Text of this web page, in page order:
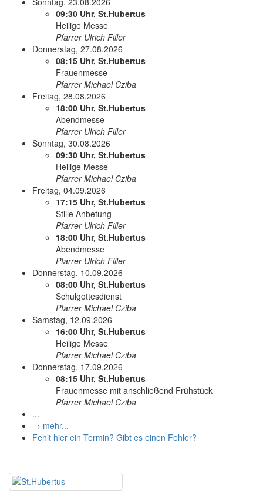
09:30 Uhr, St.Hubertus
Heilige Messe
Pfarrer Ulrich Filler
Donnerstag, 27.08.2026
08:15 Uhr, St.Hubertus
Frauenmesse
Pfarrer Michael Cziba
Freitag, 28.08.2026
18:00 Uhr, St.Hubertus
Abendmesse
Pfarrer Ulrich Filler
Sonntag, 30.08.2026
09:30 Uhr, St.Hubertus
Heilige Messe
Pfarrer Michael Cziba
Freitag, 04.09.2026
17:15 Uhr, St.Hubertus
Stille Anbetung
Pfarrer Ulrich Filler
18:00 Uhr, St.Hubertus
Abendmesse
Pfarrer Ulrich Filler
Donnerstag, 10.09.2026
08:00 Uhr, St.Hubertus
Schulgottesdienst
Pfarrer Michael Cziba
Samstag, 12.09.2026
16:00 Uhr, St.Hubertus
Heilige Messe
Pfarrer Michael Cziba
Donnerstag, 17.09.2026
08:15 Uhr, St.Hubertus
Frauenmesse mit anschließend Frühstück
Pfarrer Michael Cziba
...
→ mehr...
Fehlt hier ein Termin? Gibt es einen Fehler?